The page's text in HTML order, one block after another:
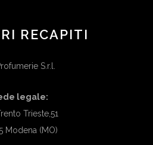
RECAPITI
S.r.l.
legale:
Trieste,51
Modena (MO)